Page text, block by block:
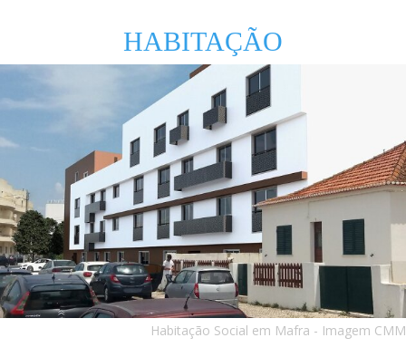
HABITAÇÃO
Habitação Social em Mafra - Imagem CMM